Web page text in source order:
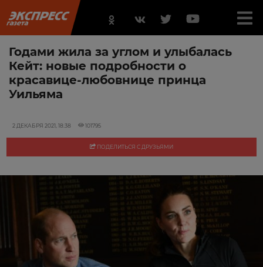
Годами жила за углом и улыбалась
Кейт: новые подробности о
красавице-любовнице принца
Уильяма
2 ДЕКАБРЯ 2021, 18:38 101795
ПОДЕЛИТЬСЯ С ДРУЗЬЯМИ